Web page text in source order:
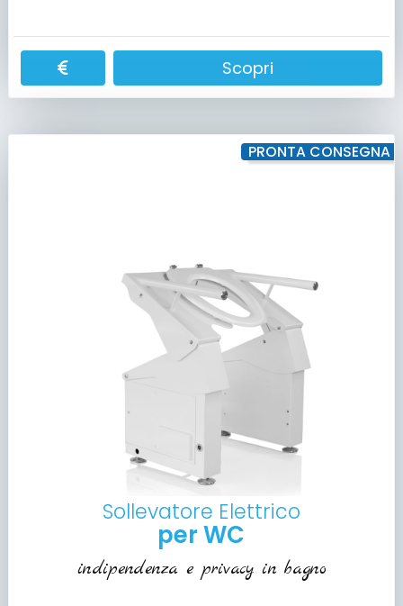
Scopri
PRONTA CONSEGNA
Sollevatore Elettrico
per WC
indipendenza e privacy in bagno